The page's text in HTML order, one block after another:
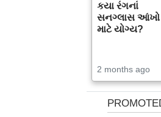
કયા રંગનાં
સનગ્લાસ આંખો
માટે યોગ્ય?
2 months ago